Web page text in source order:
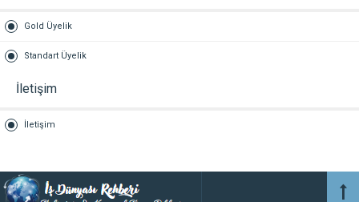
Gold Üyelik
Standart Üyelik
İletişim
İletişim